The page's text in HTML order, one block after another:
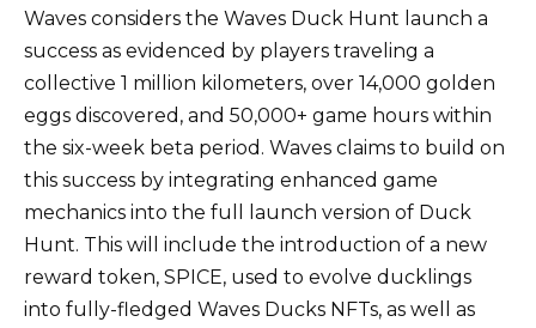
Waves considers the Waves Duck Hunt launch a
success as evidenced by players traveling a
collective 1 million kilometers, over 14,000 golden
eggs discovered, and 50,000+ game hours within
the six-week beta period. Waves claims to build on
this success by integrating enhanced game
mechanics into the full launch version of Duck
Hunt. This will include the introduction of a new
reward token, SPICE, used to evolve ducklings
into fully-fledged Waves Ducks NFTs, as well as